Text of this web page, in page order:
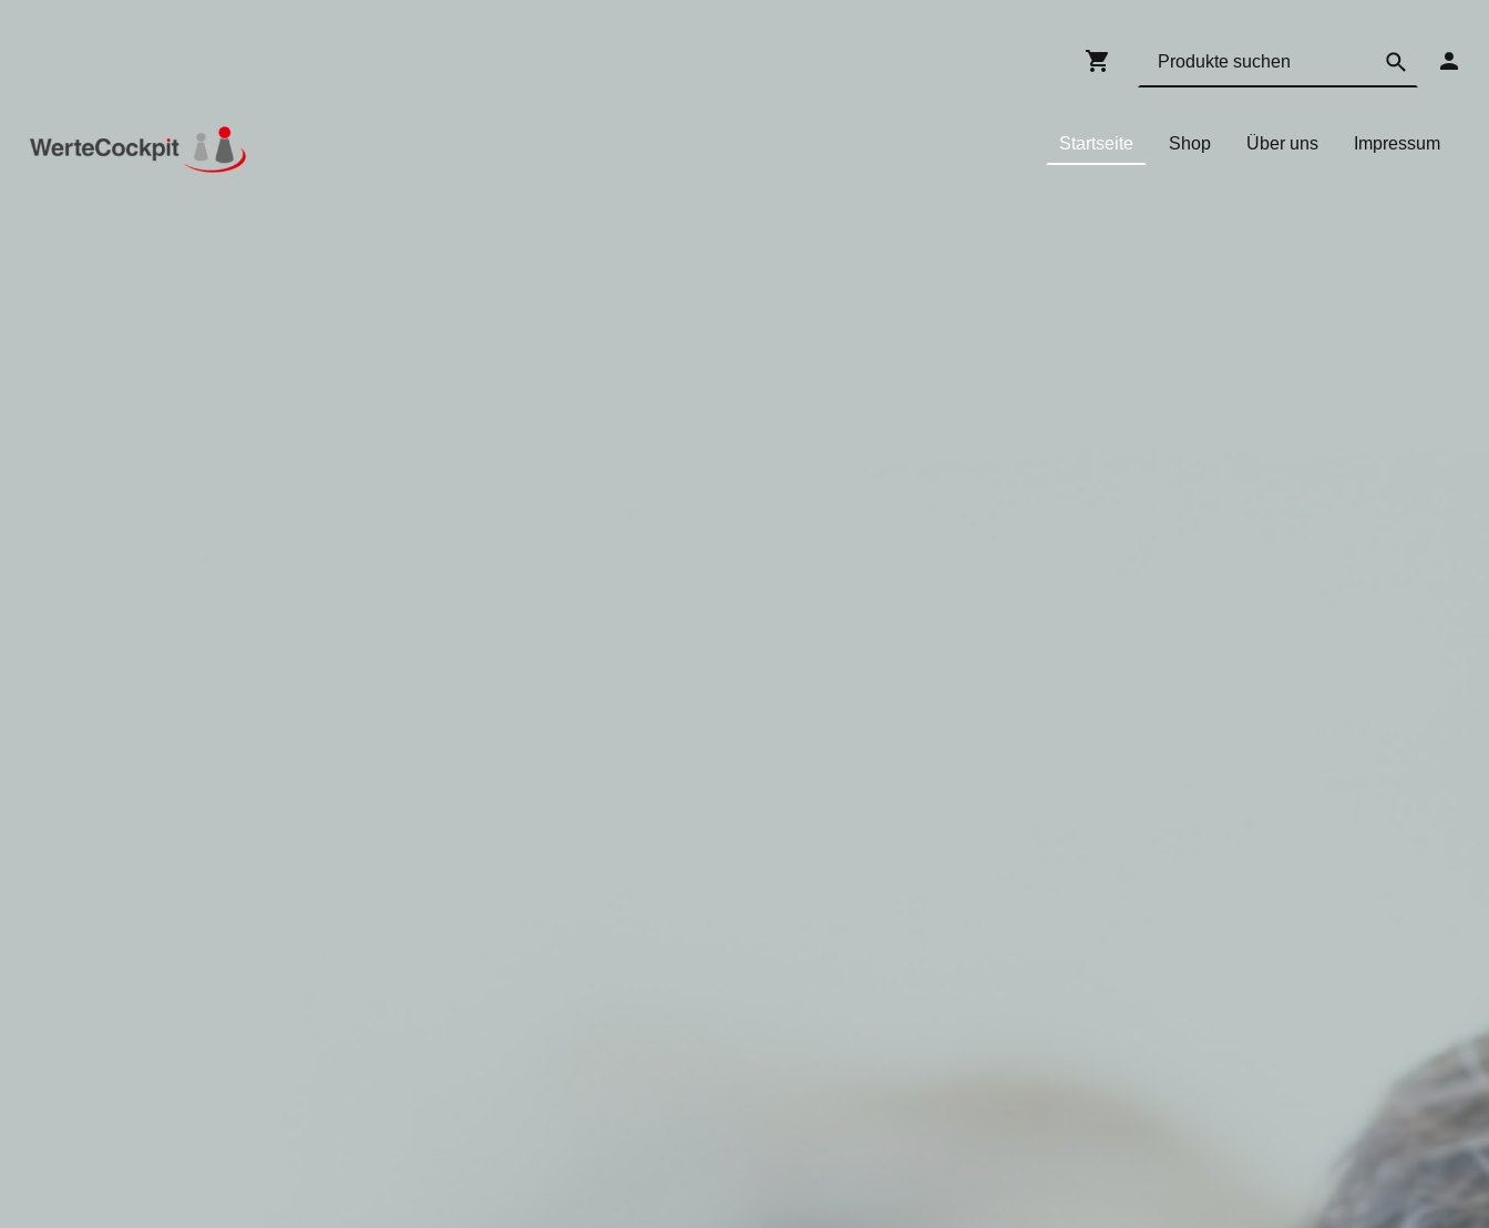
Startseite Shop Über uns Impressum